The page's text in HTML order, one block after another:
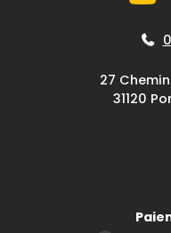
27
31120